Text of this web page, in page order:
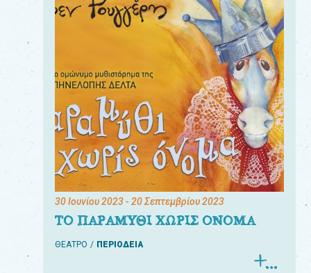
30 Ιουνίου 2023- 20 Σεπτεμβρίου 2023
ΤΟ ΠΑΡΑΜΥΘΙ ΧΩΡΙΣ ΟΝΟΜΑ
ΘΕΑΤΡΟ ΠΕΡΙΟΔΕΙΑ